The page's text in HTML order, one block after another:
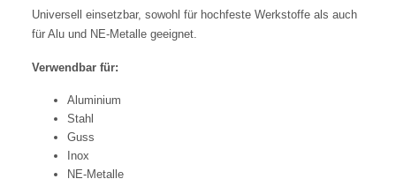
Universell einsetzbar, sowohl für hochfeste Werkstoffe als auch
für Alu und NE-Metalle geeignet.
Verwendbar für:
Aluminium
Stahl
Guss
Inox
NE-Metalle